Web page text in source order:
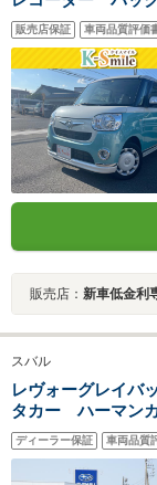
リアランスソナー
ックハイビーム
プ 電動格納ミラ
販売店保証 車両品質評価
販売店： 新車低金利
スバル
レヴォーグレイ
タカー ハーマン
レイ フルセグ
ラ サイドカメラ
リヤゲート シー
ディーラー保証 車両品質